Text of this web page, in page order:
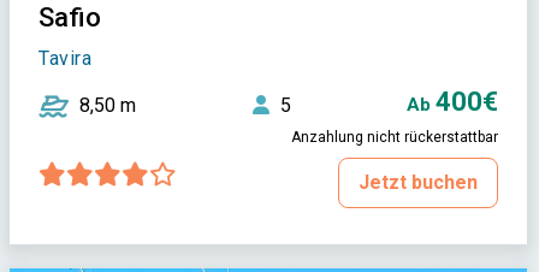
Safio
Tavira
8,50 m 5 Ab 400€
Anzahlung nicht rückerstattbar
Jetzt buchen